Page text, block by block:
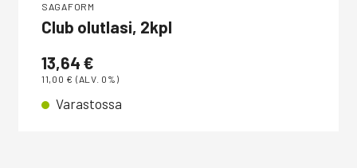
SAGAFORM
Club olutlasi, 2kpl
13,64 €
11,00 € (ALV. 0%)
Varastossa